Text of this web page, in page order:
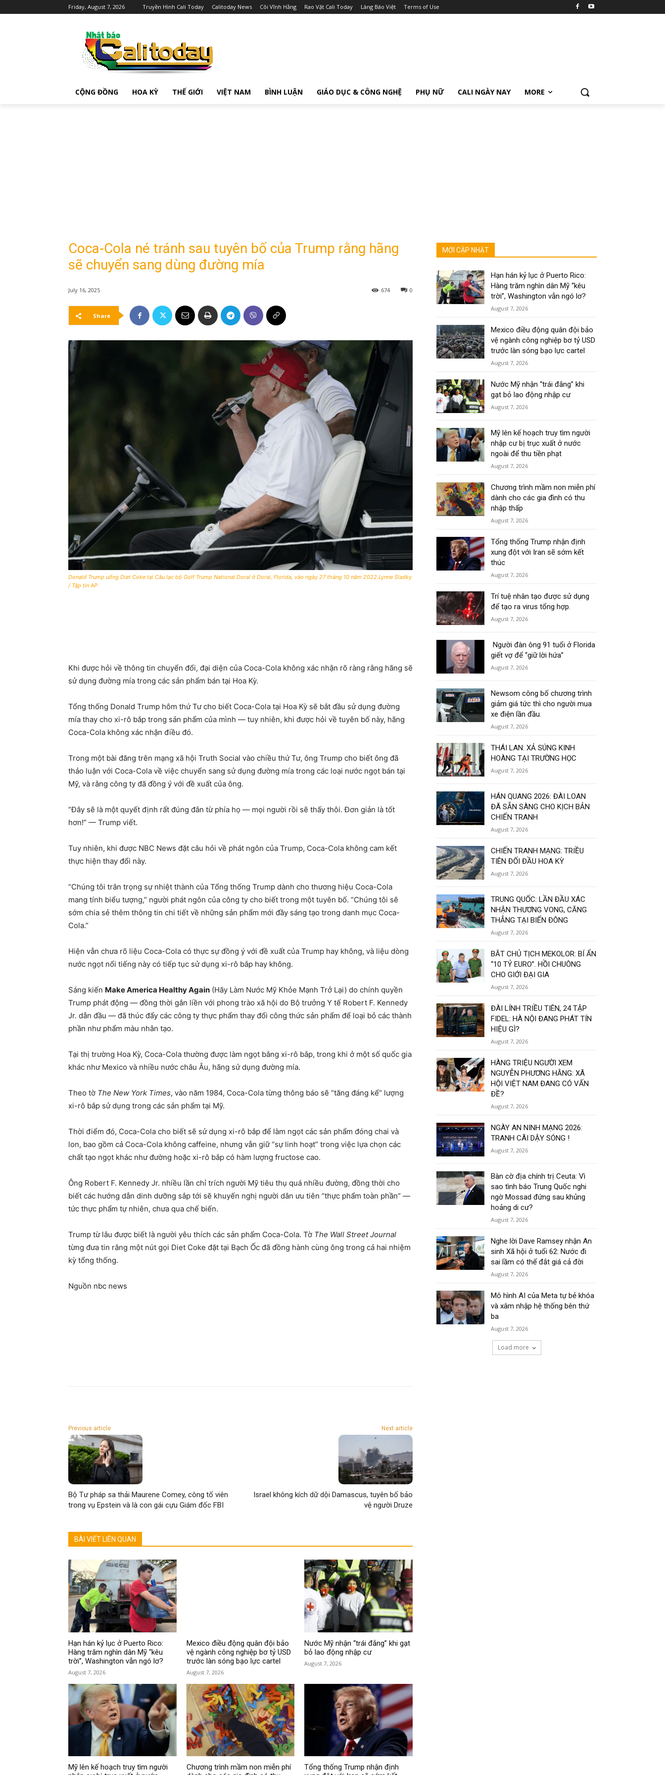
Friday, August 7, 2026 Truyền Hình Cali Today Calitoday News Cõi Vĩnh Hằng Rao Vặt Cali Today Làng Báo Việt Terms of Use
CỘNG ĐỒNG HOA KỲ THẾ GIỚI VIỆT NAM BÌNH LUẬN GIÁO DỤC & CÔNG NGHỆ PHỤ NỮ CALI NGÀY NAY MORE
Coca-Cola né tránh sau tuyên bố của Trump rằng hãng
sẽ chuyển sang dùng đường mía
July 16, 2025 0
674
Share
Donald Trump uống Diet Coke tại Câu lạc bộ Golf Trump National Doral ở Doral, Florida, vào ngày 27 tháng 10 năm 2022.Lynne Sladky
/ Tập tin AP
Khi được hỏi về thông tin chuyển đổi, đại diện của Coca-Cola không xác nhận rõ ràng rằng hãng sẽ
sử dụng đường mía trong các sản phẩm bán tại Hoa Kỳ.
Tổng thống Donald Trump hôm thứ Tư cho biết Coca-Cola tại Hoa Kỳ sẽ bắt đầu sử dụng đường
mía thay cho xi-rô bắp trong sản phẩm của mình — tuy nhiên, khi được hỏi về tuyên bố này, hãng
Coca-Cola không xác nhận điều đó.
Trong một bài đăng trên mạng xã hội Truth Social vào chiều thứ Tư, ông Trump cho biết ông đã
thảo luận với Coca-Cola về việc chuyển sang sử dụng đường mía trong các loại nước ngọt bán tại
Mỹ, và rằng công ty đã đồng ý với đề xuất của ông.
“Đây sẽ là một quyết định rất đúng đắn từ phía họ — mọi người rồi sẽ thấy thôi. Đơn giản là tốt
hơn!” — Trump viết.
Tuy nhiên, khi được NBC News đặt câu hỏi về phát ngôn của Trump, Coca-Cola không cam kết
thực hiện thay đổi này.
“Chúng tôi trân trọng sự nhiệt thành của Tổng thống Trump dành cho thương hiệu Coca-Cola
mang tính biểu tượng,” người phát ngôn của công ty cho biết trong một tuyên bố. “Chúng tôi sẽ
sớm chia sẻ thêm thông tin chi tiết về những sản phẩm mới đầy sáng tạo trong danh mục Coca-
Cola.”
Hiện vẫn chưa rõ liệu Coca-Cola có thực sự đồng ý với đề xuất của Trump hay không, và liệu dòng
nước ngọt nổi tiếng này có tiếp tục sử dụng xi-rô bắp hay không.
Sáng kiến Make America Healthy Again (Hãy Làm Nước Mỹ Khỏe Mạnh Trở Lại) do chính quyền
Trump phát động — đồng thời gắn liền với phong trào xã hội do Bộ trưởng Y tế Robert F. Kennedy
Jr. dẫn đầu — đã thúc đẩy các công ty thực phẩm thay đổi công thức sản phẩm để loại bỏ các thành
phần như phẩm màu nhân tạo.
Tại thị trường Hoa Kỳ, Coca-Cola thường được làm ngọt bằng xi-rô bắp, trong khi ở một số quốc gia
khác như Mexico và nhiều nước châu Âu, hãng sử dụng đường mía.
Theo tờ The New York Times, vào năm 1984, Coca-Cola từng thông báo sẽ “tăng đáng kể” lượng
xi-rô bắp sử dụng trong các sản phẩm tại Mỹ.
Thời điểm đó, Coca-Cola cho biết sẽ sử dụng xi-rô bắp để làm ngọt các sản phẩm đóng chai và
lon, bao gồm cả Coca-Cola không caffeine, nhưng vẫn giữ “sự linh hoạt” trong việc lựa chọn các
chất tạo ngọt khác như đường hoặc xi-rô bắp có hàm lượng fructose cao.
Ông Robert F. Kennedy Jr. nhiều lần chỉ trích người Mỹ tiêu thụ quá nhiều đường, đồng thời cho
biết các hướng dẫn dinh dưỡng sắp tới sẽ khuyến nghị người dân ưu tiên “thực phẩm toàn phần” —
tức thực phẩm tự nhiên, chưa qua chế biến.
Trump từ lâu được biết là người yêu thích các sản phẩm Coca-Cola. Tờ The Wall Street Journal
từng đưa tin rằng một nút gọi Diet Coke đặt tại Bạch Ốc đã đồng hành cùng ông trong cả hai nhiệm
kỳ tổng thống.
Nguồn nbc news
Previous article
Bộ Tư pháp sa thải Maurene Comey, công tố viên
trong vụ Epstein và là con gái cựu Giám đốc FBI
Next article
Israel không kích dữ dội Damascus, tuyên bố bảo
vệ người Druze
BÀI VIẾT LIÊN QUAN
Hạn hán kỷ lục ở Puerto Rico:
Hàng trăm nghìn dân Mỹ “kêu
trời”, Washington vẫn ngó lơ?
August 7, 2026
Mexico điều động quân đội bảo
vệ ngành công nghiệp bơ tỷ USD
trước làn sóng bạo lực cartel
August 7, 2026
Nước Mỹ nhận “trái đắng” khi gạt
bỏ lao động nhập cư
August 7, 2026
Mỹ lên kế hoạch truy tìm người
Chương trình mầm non miễn phí
Tổng thống Trump nhận định
MỚI CẬP NHẬT
Hạn hán kỷ lục ở Puerto Rico:
Hàng trăm nghìn dân Mỹ “kêu
trời”, Washington vẫn ngó lơ?
August 7, 2026
Mexico điều động quân đội bảo
vệ ngành công nghiệp bơ tỷ USD
trước làn sóng bạo lực cartel
August 7, 2026
Nước Mỹ nhận “trái đắng” khi
gạt bỏ lao động nhập cư
August 7, 2026
Mỹ lên kế hoạch truy tìm người
nhập cư bị trục xuất ở nước
ngoài để thu tiền phạt
August 7, 2026
Chương trình mầm non miễn phí
dành cho các gia đình có thu
nhập thấp
August 7, 2026
Tổng thống Trump nhận định
xung đột với Iran sẽ sớm kết
thúc
August 7, 2026
Trí tuệ nhân tạo được sử dụng
để tạo ra virus tổng hợp.
August 7, 2026
Người đàn ông 91 tuổi ở Florida
giết vợ để “giữ lời hứa”
August 7, 2026
Newsom công bố chương trình
giảm giá tức thì cho người mua
xe điện lần đầu.
August 7, 2026
THÁI LAN: XẢ SÚNG KINH
HOÀNG TẠI TRƯỜNG HỌC
August 7, 2026
HÁN QUANG 2026: ĐÀI LOAN
ĐÃ SẴN SÀNG CHO KỊCH BẢN
CHIẾN TRANH
August 7, 2026
CHIẾN TRANH MẠNG: TRIỀU
TIÊN ĐỐI ĐẦU HOA KỲ
August 7, 2026
TRUNG QUỐC: LẦN ĐẦU XÁC
NHẬN THƯƠNG VONG, CĂNG
THẲNG TẠI BIỂN ĐÔNG
August 7, 2026
BẮT CHỦ TỊCH MEKOLOR: BÍ ẨN
“10 TỶ EURO”. HỒI CHUÔNG
CHO GIỚI ĐẠI GIA
August 7, 2026
ĐÀI LÍNH TRIỀU TIÊN, 24 TẬP
FIDEL: HÀ NỘI ĐANG PHÁT TÍN
HIỆU GÌ?
August 7, 2026
HÀNG TRIỆU NGƯỜI XEM
NGUYỄN PHƯƠNG HẰNG: XÃ
HỘI VIỆT NAM ĐANG CÓ VẤN
ĐỀ?
August 7, 2026
NGÀY AN NINH MẠNG 2026:
TRANH CÃI DẬY SÓNG !
August 7, 2026
Bàn cờ địa chính trị Ceuta: Vì
sao tình báo Trung Quốc nghi
ngờ Mossad đứng sau khủng
hoảng di cư?
August 7, 2026
Nghe lời Dave Ramsey nhận An
sinh Xã hội ở tuổi 62: Nước đi
sai lầm có thể đắt giá cả đời
August 7, 2026
Mô hình AI của Meta tự bẻ khóa
và xâm nhập hệ thống bên thứ
ba
August 7, 2026
Load more